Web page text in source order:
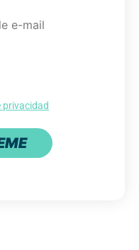
privacidad